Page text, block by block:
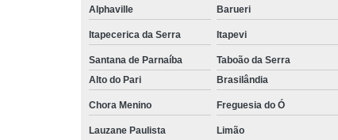
Alphaville
Barueri
Itapecerica da Serra Itapevi
Santana de Parnaíba
Taboão da Serra
Alto do Pari
Brasilândia
Chora Menino Freguesia do Ó
Lauzane Paulista Limão